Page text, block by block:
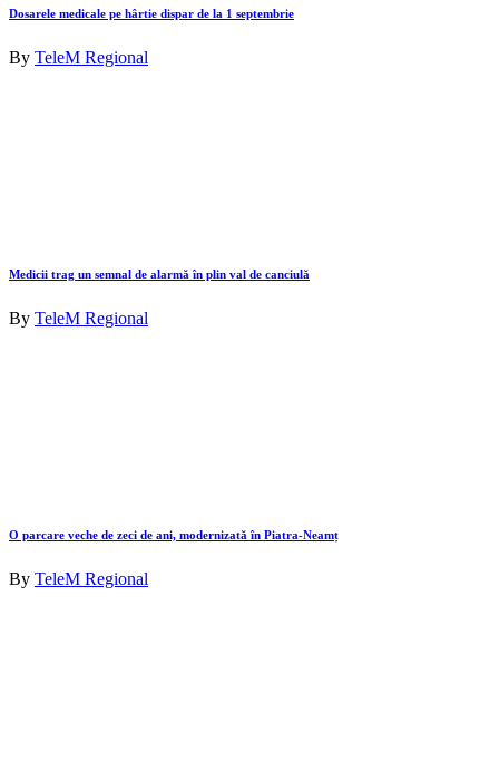
Dosarele medicale pe hârtie dispar de la 1 septembrie
By TeleM Regional
Medicii trag un semnal de alarmă în plin val de canciulă
By TeleM Regional
O parcare veche de zeci de ani, modernizată în Piatra-Neamț
By TeleM Regional